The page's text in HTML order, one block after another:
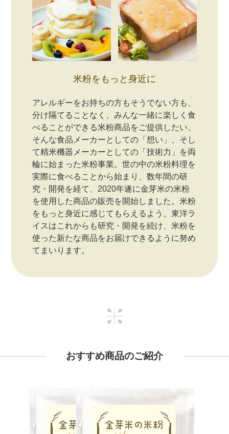
米粉をもっと身近に
アレルギーをお持ちの方もそうでない方も、
分け隔てることなく、みんな一緒に楽しく食
べることができる米粉商品をご提供したい、
そんな食品メーカーとしての「想い」、そし
て精米機器メーカーとしての「技術力」を両
輪に始まった米粉事業。世の中の米粉料理を
実際に食べることから始まり、数年間の研
究・開発を経て、2020年遂に金芽米の米粉
を使用した商品の販売を開始しました。米粉
をもっと身近に感じてもらえるよう、東洋ラ
イスはこれからも研究・開発を続け、米粉を
使った新たな商品をお届けできるように努め
てまいります。
おすすめ商品のご紹介